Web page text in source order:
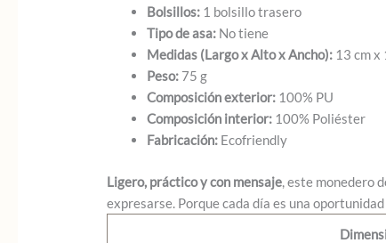
Bolsillos: 1 bolsillo trasero
Tipo de asa: No tiene
Medidas (Largo x Alto x Ancho): 13 cm x
Peso: 75 g
Composición exterior: 100% PU
Composición interior: 100% Poliéster
Fabricación: Ecofriendly
Ligero, práctico y con mensaje, este monedero
expresarse. Porque cada día es una